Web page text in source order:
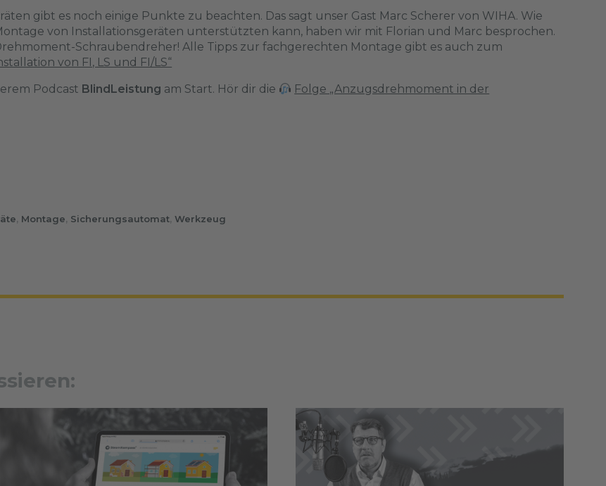
gibt es noch einige Punkte zu beachten. Das sagt unser Gast Marc Scherer von WIHA. Wie
von Installationsgeräten unterstützten kann, haben wir mit Florian und Marc besprochen.
Schraubendreher! Alle Tipps zur fachgerechten Montage gibt es auch zum
von FI, LS und FI/LS“
Podcast BlindLeistung am Start. Hör dir die
Folge „Anzugsdrehmoment in der
, Montage, Sicherungsautomat, Werkzeug